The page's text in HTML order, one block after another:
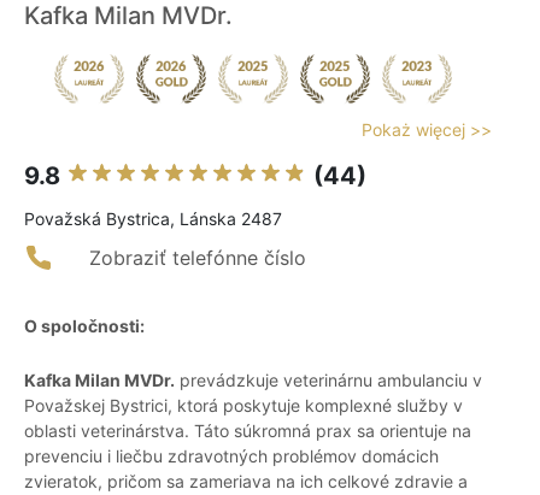
Kafka Milan MVDr.
Pokaż więcej >>
9.8 (44)
Považská Bystrica, Lánska 2487
Zobraziť telefónne číslo
O spoločnosti:
Kafka Milan MVDr. prevádzkuje veterinárnu ambulanciu v
Považskej Bystrici, ktorá poskytuje komplexné služby v
oblasti veterinárstva. Táto súkromná prax sa orientuje na
prevenciu i liečbu zdravotných problémov domácich
zvieratok, pričom sa zameriava na ich celkové zdravie a